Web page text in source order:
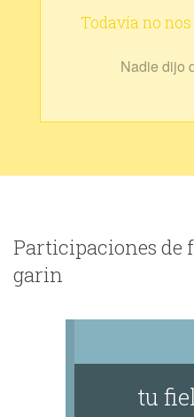
Todavía no
Nadie dijo
Participaciones de
garin
tu